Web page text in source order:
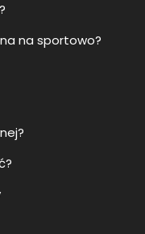
na sportowo?